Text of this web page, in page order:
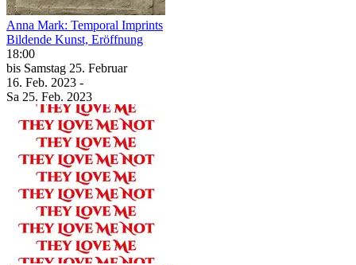
Anna Mark: Temporal Imprints
Bildende Kunst, Eröffnung
18:00
bis Samstag 25. Februar
16. Feb. 2023 -
Sa 25. Feb. 2023